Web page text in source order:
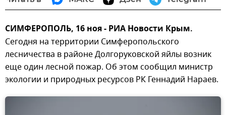
СИМФЕРОПОЛЬ, 16 ноя - РИА Новости Крым.
Сегодня на территории Симферопольского
лесничества в районе Долгоруковской яйлы возник
еще один лесной пожар. Об этом сообщил министр
экологии и природных ресурсов РК Геннадий Нараев.